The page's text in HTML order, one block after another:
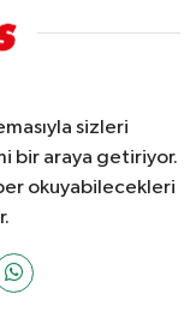
sizleri
bir araya getiriyor.
okuyabilecekleri